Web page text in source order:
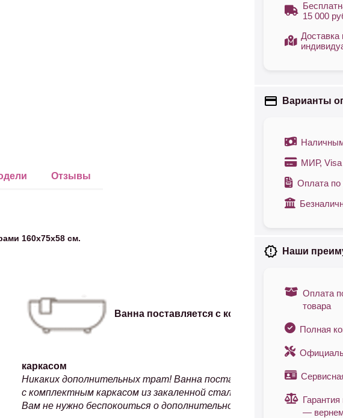
15 000
Доставка
Варианты
МИР, Visa
Оплата по
Наши
Оплата
товара
Полная
—
Отзывы
160х75х58 см.
Ванна поставляется с комплектным
каркасом
Никаких дополнительных трат!Ванна поставляется
с комплектным каркасом из закаленной стали.
Вам не нужно беспокоиться о дополнительном укреплении.